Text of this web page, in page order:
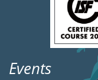
Events